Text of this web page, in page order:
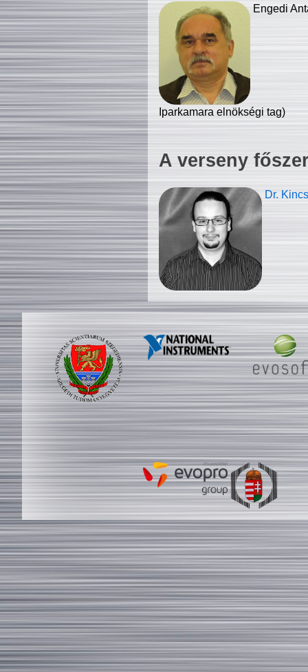
Engedi
Iparkamara elnökségi tag)
A verseny
Dr.